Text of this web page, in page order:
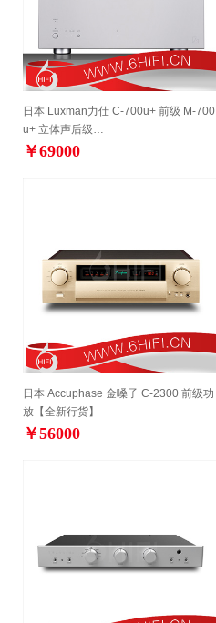
日本 Luxman力仕 C-700u+ 前级 M-700
u+ 立体声后级…
￥69000
日本 Accuphase 金嗓子 C-2300 前级功
放【全新行货】
￥56000